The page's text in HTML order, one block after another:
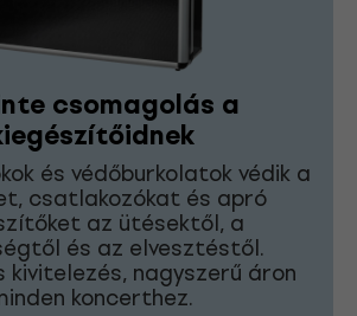
csomagolás a
és védőburkolatok védik a
csatlakozókat és apró
az ütésektől, a
és az elvesztéstől.
kivitelezés, nagyszerű áron
koncerthez.